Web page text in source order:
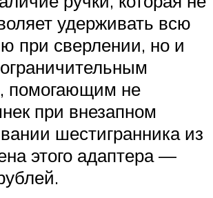
удерживать всю
при сверлении, но и
помогающим не
при внезапном
шестигранника из
этого адаптера —